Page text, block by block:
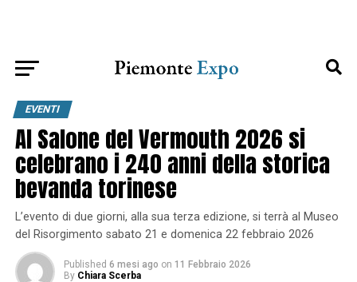
EVENTI
Al Salone del Vermouth 2026 si
celebrano i 240 anni della storica
bevanda torinese
L’evento di due giorni, alla sua terza edizione, si terrà al Museo
del Risorgimento sabato 21 e domenica 22 febbraio 2026
Published 6 mesi ago on 11 Febbraio 2026
By Chiara Scerba